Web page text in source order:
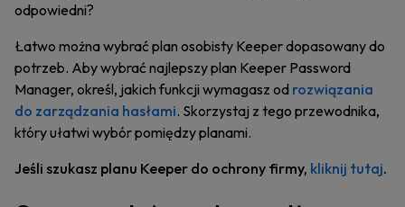
odpowiedni?
Łatwo można wybrać plan osobisty Keeper dopasowany do
potrzeb. Aby wybrać najlepszy plan Keeper Password
Manager, określ, jakich funkcji wymagasz od rozwiązania
do zarządzania hasłami. Skorzystaj z tego przewodnika,
który ułatwi wybór pomiędzy planami.
Jeśli szukasz planu Keeper do ochrony firmy, kliknij tutaj.